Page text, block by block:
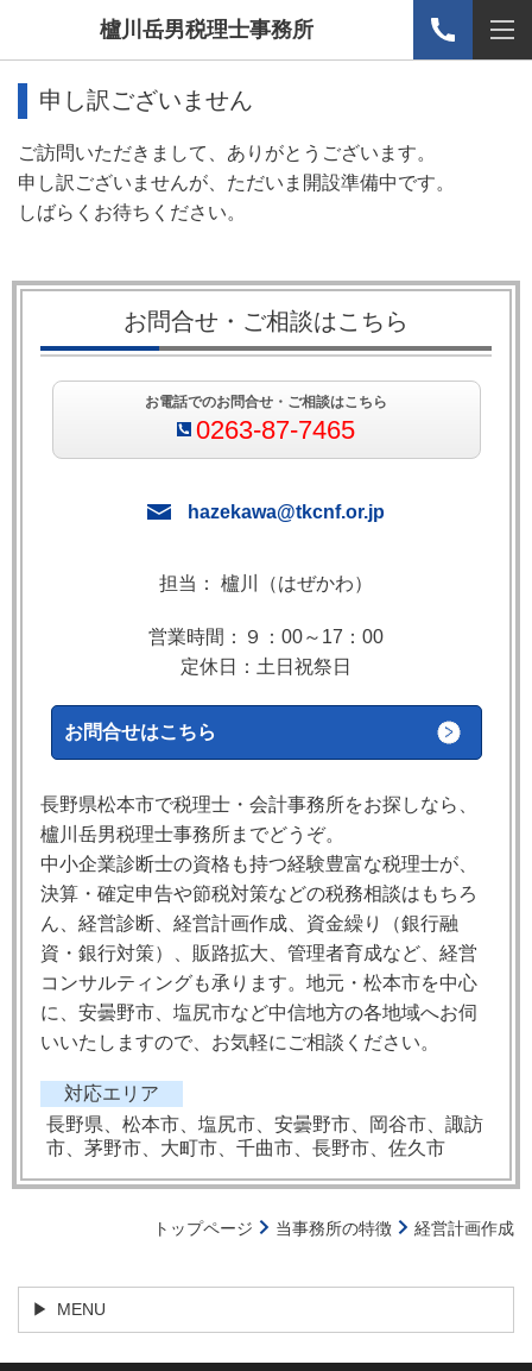
櫨川岳男税理士事務所
申し訳ございません
ご訪問いただきまして、ありがとうございます。
申し訳ございませんが、ただいま開設準備中です。
しばらくお待ちください。
お問合せ・ご相談はこちら
お電話でのお問合せ・ご相談はこちら
0263-87-7465
hazekawa@tkcnf.or.jp
担当： 櫨川（はぜかわ）
営業時間：９：00～17：00
定休日：土日祝祭日
お問合せはこちら
長野県松本市で税理士・会計事務所をお探しなら、
櫨川岳男税理士事務所までどうぞ。
中小企業診断士の資格も持つ経験豊富な税理士が、
決算・確定申告や節税対策などの税務相談はもちろ
ん、経営診断、経営計画作成、資金繰り（銀行融
資・銀行対策）、販路拡大、管理者育成など、経営
コンサルティングも承ります。地元・松本市を中心
に、安曇野市、塩尻市など中信地方の各地域へお伺
いいたしますので、お気軽にご相談ください。
対応エリア
長野県、松本市、塩尻市、安曇野市、岡谷市、諏訪
市、茅野市、大町市、千曲市、長野市、佐久市
トップページ 当事務所の特徴 経営計画作成
MENU